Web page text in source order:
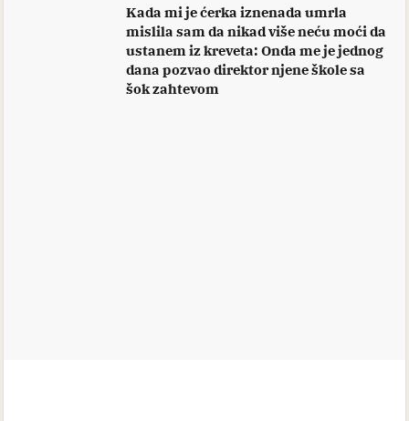
Kada mi je ćerka iznenada umrla
mislila sam da nikad više neću moći da
ustanem iz kreveta: Onda me je jednog
dana pozvao direktor njene škole sa
šok zahtevom